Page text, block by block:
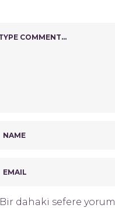
Bir dahaki sefere yorum